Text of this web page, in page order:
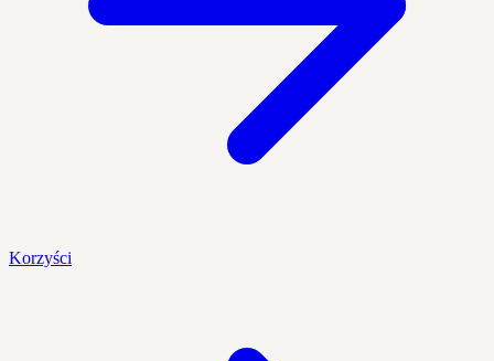
Korzyści